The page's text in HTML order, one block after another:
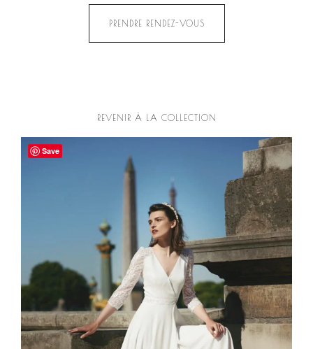
PRENDRE RENDEZ-VOUS
REVENIR À LA COLLECTION
Save